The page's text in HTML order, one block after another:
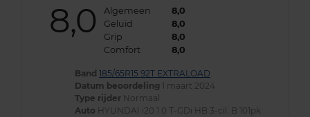
8,0 Algemeen
8,0
Geluid
8,0
Grip
8,0
Comfort
8,0
Band 185/65R15 92T EXTRALOAD
Datum beoordeling 1 maart 2024
Type rijder Normaal
Auto HYUNDAI i20 1.0 T-GDi HB 3-cil. B 101pk